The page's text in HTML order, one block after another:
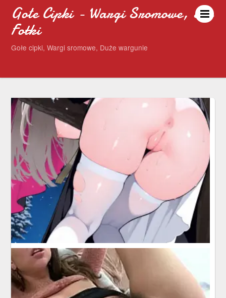
Gołe Cipki - Wargi Sromowe, Sex
Fotki
Gołe cipki, Wargi sromowe, Duże wargunie